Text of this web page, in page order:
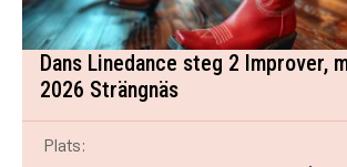
Dans Linedance steg 2 Improver,
2026 Strängnäs
Plats: